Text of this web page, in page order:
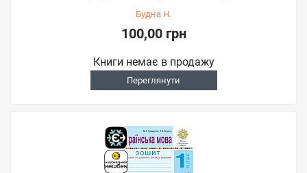
Будна Н.
100,00 грн
Книги немає в продажу
Переглянути